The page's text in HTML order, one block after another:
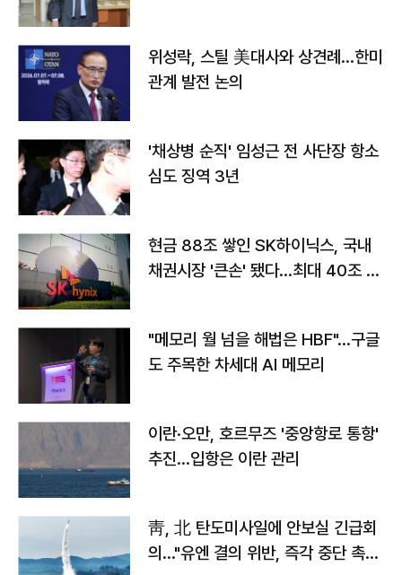
위성락, 스틸 美대사와 상견례…한미
관계 발전 논의
'채상병 순직' 임성근 전 사단장 항소
심도 징역 3년
현금 88조 쌓인 SK하이닉스, 국내
채권시장 '큰손' 됐다…최대 40조 투
"메모리 월 넘을 해법은 HBF"…구글
도 주목한 차세대 AI 메모리
이란·오만, 호르무즈 '중앙항로 통항'
추진…입항은 이란 관리
靑, 北 탄도미사일에 안보실 긴급회
의…"유엔 결의 위반, 즉각 중단 촉